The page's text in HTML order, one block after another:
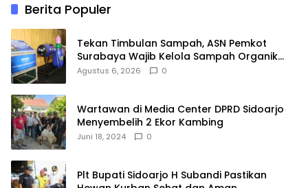
Berita Populer
Tekan Timbulan Sampah, ASN Pemkot
Surabaya Wajib Kelola Sampah Organik
dari Rumah
Agustus 6, 2026 0
Wartawan di Media Center DPRD Sidoarjo
Menyembelih 2 Ekor Kambing
Juni 18, 2024 0
Plt Bupati Sidoarjo H Subandi Pastikan